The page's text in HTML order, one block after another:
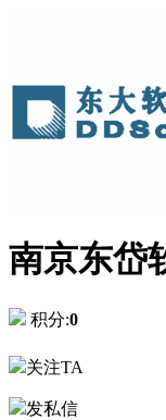
南京东岱
积分:0
关注TA
发私信